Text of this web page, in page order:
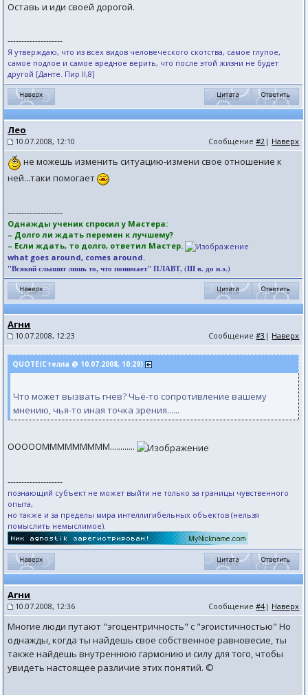
Оставь и иди своей дорогой.
--------------------
Я утверждаю, что из всех видов человеческого скотства, самое глупое,
самое подлое и самое вредное верить, что после этой жизни не будет
другой [Данте. Пир II,8]
Лео
10.07.2008, 12:10 Сообщение#2 | Наверх
не можешь изменить ситуацию-измени свое отношение к
ней...таки помогает
--------------------
Однажды ученик спросил у Мастера:
– Долго ли ждать перемен к лучшему?
– Если ждать, то долго, ответил Мастер.
what goes around, comes around.
"Всякий слышит лишь то, что понимает" ПЛАВТ, (III в. до н.э.)
Агни
10.07.2008, 12:23 Сообщение#3 | Наверх
QUOTE(Стелла @ 10.07.2008, 10:29)
Что может вызвать гнев? Чьё-то сопротивление вашему
мнению, чья-то иная точка зрения......
OOOOOMMMMMMMMM............
--------------------
познающий субъект не может выйти не только за границы чувственного
опыта,
но также и за пределы мира интеллигибельных объектов (нельзя
помыслить немыслимое).
Агни
10.07.2008, 12:36 Сообщение#4| Наверх
Многие люди путают "эгоцентричность" с "эгоистичностью" Но
однажды, когда ты найдешь свое собственное равновесие, ты
также найдешь внутреннюю гармонию и силу для того, чтобы
увидеть настоящее различие этих понятий. ©